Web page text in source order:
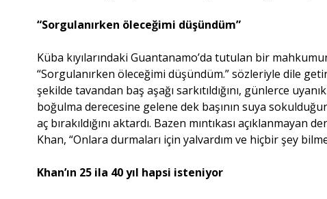
“Sorgulanırken öleceğimi düşündüm”
Küba kıyılarındaki Guantanamo’da tutulan bir
“Sorgulanırken öleceğimi düşündüm.” sözleriyle dile
şekilde tavandan baş aşağı sarkıtıldığını, günlerce
boğulma derecesine gelene dek başının suya
aç bırakıldığını aktardı. Bazen mıntıkası
Khan, “Onlara durmaları için yalvardım ve hiçbir şey
Khan’ın 25 ila 40 yıl hapsi isteniyor